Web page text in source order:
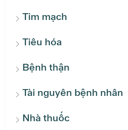
Tim mạch
Tiêu hóa
Bệnh thận
Tài nguyên bệnh nhân
Nhà thuốc